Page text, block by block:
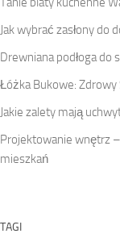
Jak wybrać zasłony do
Drewniana podłoga do
Łóżka Bukowe:
Jakie zalety mają
Projektowanie wnętrz
mieszkań
TAGI